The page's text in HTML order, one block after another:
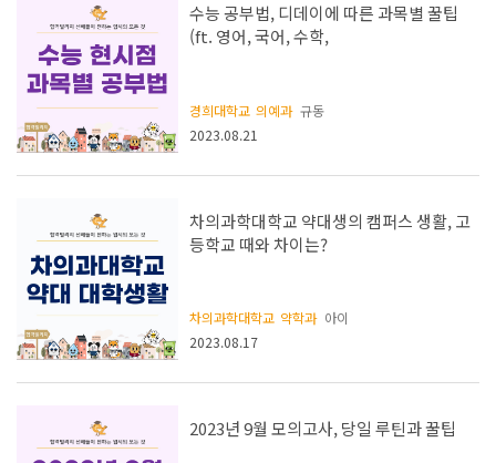
수능 공부법, 디데이에 따른 과목별 꿀팁
(ft. 영어, 국어, 수학,
경희대학교 의예과 규동
2023.08.21
차의과학대학교 약대생의 캠퍼스 생활, 고
등학교 때와 차이는?
차의과학대학교 약학과 아이
2023.08.17
2023년 9월 모의고사, 당일 루틴과 꿀팁